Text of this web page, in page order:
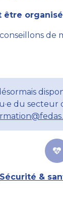
de
du
Sécurité &